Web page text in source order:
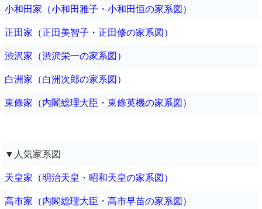
小和田家（小和田雅子・小和田恒の家系図）
正田家（正田美智子・正田修の家系図）
渋沢家（渋沢栄一の家系図）
白洲家（白洲次郎の家系図）
東條家（内閣総理大臣・東條英機の家系図）
▼人気家系図
天皇家（明治天皇・昭和天皇の家系図）
高市家（内閣総理大臣・高市早苗の家系図）